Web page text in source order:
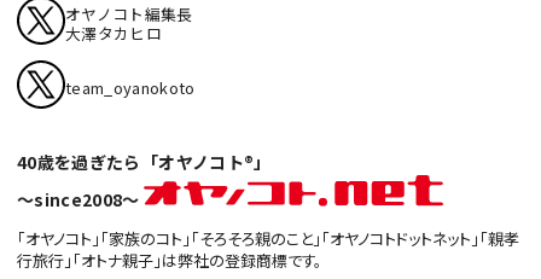
40歳を過ぎたら「オヤノコト®」
〜since2008〜
「オヤノコト」「家族のコト」「そろそろ親のこと」「オヤノコトドットネット」「親孝
行旅行」「オトナ親子」は弊社の登録商標です。
オヤノコト編集長
大澤タカヒロ
team_oyanokoto